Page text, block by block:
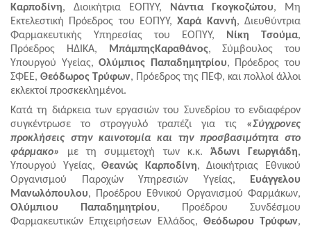
Καρποδίνη, Διοικήτρια ΕΟΠΥΥ, Νάντια Γκογκοζώτου, Μη
Εκτελεστική Πρόεδρος του ΕΟΠΥΥ,Χαρά Καννή, Διευθύντρια
Φαρμακευτικής Υπηρεσίας του ΕΟΠΥΥ,
Νίκη Τσούμα,
Πρόεδρος ΗΔΙΚΑ,
ΜπάμπηςΚαραθάνος, Σύμβουλος του
Υπουργού Υγείας,Ολύμπιος Παπαδημητρίου, Πρόεδρος του
ΣΦΕΕ, Θεόδωρος Τρύφων, Πρόεδρος της ΠΕΦ, και πολλοί άλλοι
εκλεκτοί προσκεκλημένοι.
Κατά τη διάρκεια των εργασιών του Συνεδρίου το ενδιαφέρον
συγκέντρωσε το στρογγυλό τραπέζι για τις «Σύγχρονες
προκλήσεις στην καινοτομία και την προσβασιμότητα στο
φάρμακο»
με τη συμμετοχή των κ.κ. Άδωνι Γεωργιάδη,
Υπουργού Υγείας,Θεανώς Καρποδίνη, Διοικήτριας Εθνικού
Οργανισμού Παροχών Υπηρεσιών Υγείας,
Ευάγγελου
Μανωλόπουλου, Προέδρου Εθνικού Οργανισμού Φαρμάκων,
Ολύμπιου Παπαδημητρίου, Προέδρου Συνδέσμου
Φαρμακευτικών Επιχειρήσεων Ελλάδος, Θεόδωρου Τρύφων,